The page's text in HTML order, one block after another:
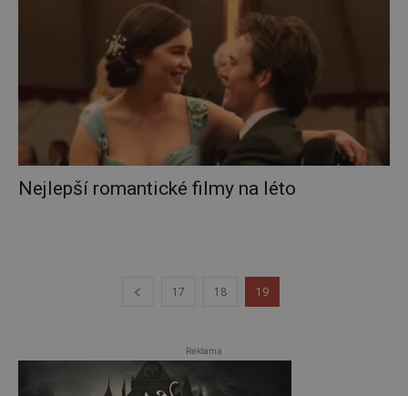
Nejlepší romantické filmy na léto
17 18 19
Reklama